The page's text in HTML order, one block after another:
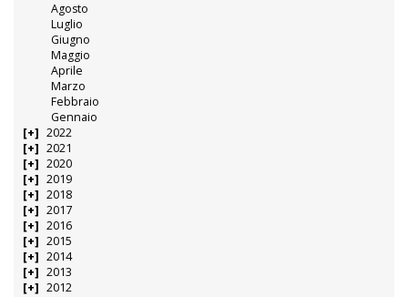
Agosto
Luglio
Giugno
Maggio
Aprile
Marzo
Febbraio
Gennaio
2022
2021
2020
2019
2018
2017
2016
2015
2014
2013
2012